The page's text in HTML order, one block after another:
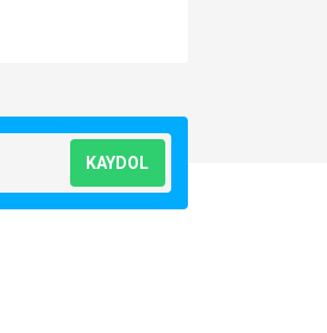
KAYDOL